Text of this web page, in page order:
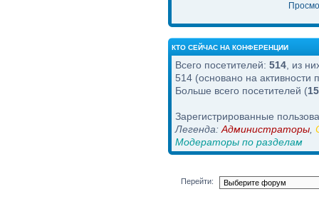
КТО СЕЙЧАС НА КОНФЕРЕНЦИИ
Всего посетителей: 514 , из
514 (основано на активности
Больше всего посетителей (
Зарегистрированные
Легенда: Администраторы
Модераторы по разделам
Перейти: